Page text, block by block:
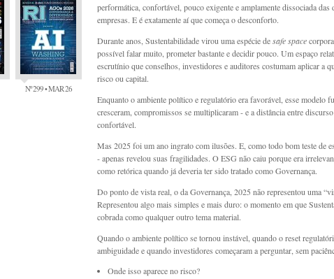
Nº 299 • MAR 26
performática, confortável, pouco exigente e amplamente dissociada das
empresas. E é exatamente aí que começa o desconforto.
Durante anos, Sustentabilidade virou uma espécie desafe space
possível falar muito, prometer bastante e decidir pouco. Um espaço
escrutínio que conselhos, investidores e auditores costumam aplicar a
risco ou capital.
Enquanto o ambiente político e regulatório era favorável, esse modelo
cresceram, compromissos se multiplicaram - e a distância entre
confortável.
Mas 2025 foi um ano ingrato com ilusões. E, como todo bom teste de
- apenas revelou suas fragilidades. O ESG não caiu porque era
como retórica quando já deveria ter sido tratado como Governança.
Do ponto de vista real, o da Governança, 2025 não representou uma
Representou algo mais simples e mais duro: o momento em que
cobrada como qualquer outro tema material.
Quando o ambiente político se tornou instável, quando o reset
ambiguidade e quando investidores começaram a perguntar, sem
Onde isso aparece no risco?